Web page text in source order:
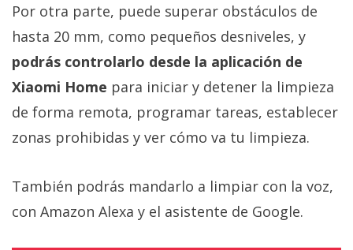
Por otra parte, puede superar obstáculos de
hasta 20 mm, como pequeños desniveles, y
podrás controlarlo desde la aplicación de
Xiaomi Home para iniciar y detener la limpieza
de forma remota, programar tareas, establecer
zonas prohibidas y ver cómo va tu limpieza.
También podrás mandarlo a limpiar con la voz,
con Amazon Alexa y el asistente de Google.